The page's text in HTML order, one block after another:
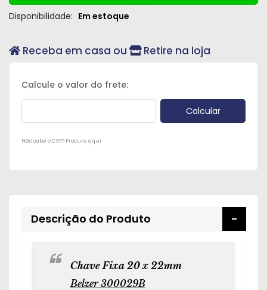
e
Acessórios
Oficina
Disponibilidade: Em estoque
Receba em casa ou Retire na loja
Não sabe o CEP? Procure aqui
Descrição do Produto
Chave Fixa 20 x 22mm
Belzer 300029B